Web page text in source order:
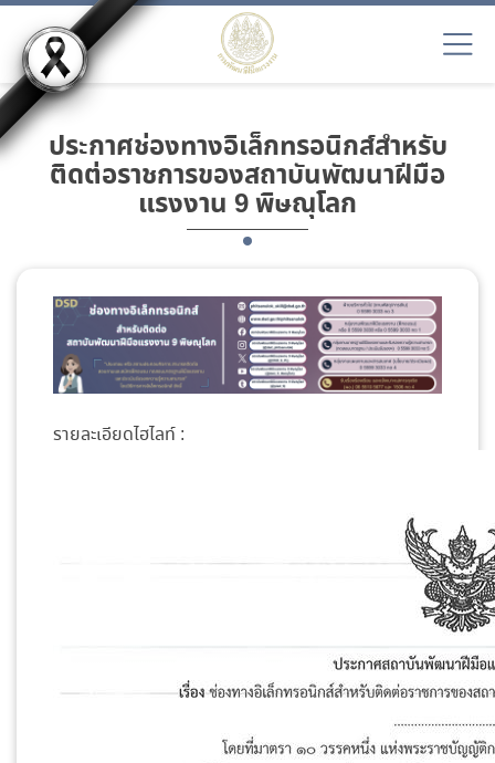
ประกาศช่องทางอิเล็กทรอนิกส์สำหรับ
ติดต่อราชการของสถาบันพัฒนาฝีมือ
แรงงาน 9 พิษณุโลก
รายละเอียดไฮไลท์ :